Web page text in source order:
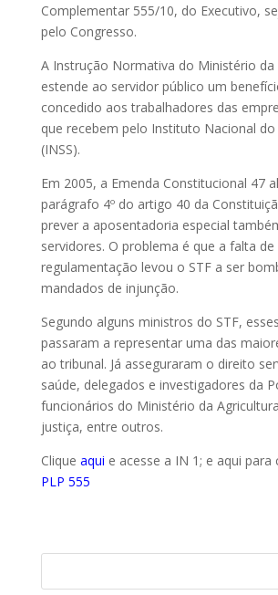
Complementar 555/10, do Executivo,
pelo Congresso.
A Instrução Normativa do Ministério da
estende ao servidor público um
concedido aos trabalhadores das
que recebem pelo Instituto Nacional do
(INSS).
Em 2005, a Emenda Constitucional 47
parágrafo 4º do artigo 40 da
prever a aposentadoria especial
servidores. O problema é que a falta de
regulamentação levou o STF a ser
mandados de injunção.
Segundo alguns ministros do STF,
passaram a representar uma das
ao tribunal. Já asseguraram o direito
saúde, delegados e investigadores da
funcionários do Ministério da
justiça, entre outros.
Clique aqui e acesse a IN 1; e aqui para
PLP 555